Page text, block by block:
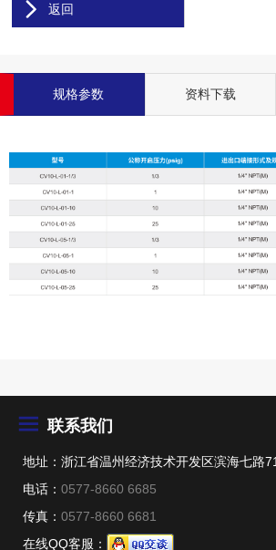
返回
规格参数 资料下载
联系我们
地址：浙江省温州经济技术开发区滨海七路
电话： 0577-8660 6685
传真： 0577-8660 6681
在线QQ客服：